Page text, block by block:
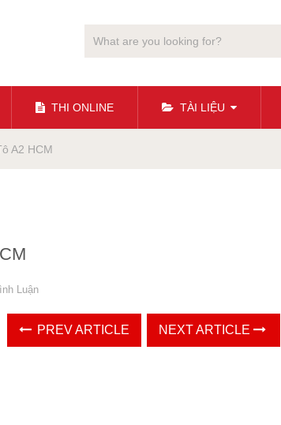
THI ONLINE TÀI LIỆU
A2 HCM
Luận
PREV ARTICLE NEXT ARTICLE